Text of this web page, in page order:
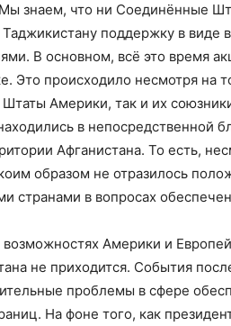
знаем, что ни Соединённые
поддержку в виде
В основном, всё это время
Это происходило несмотря на
Америки, так и их
в непосредственной
Афганистана. То есть,
образом не отразилось
странами в вопросах
возможностях Америки и
не приходится. События
проблемы в сфере
На фоне того, как